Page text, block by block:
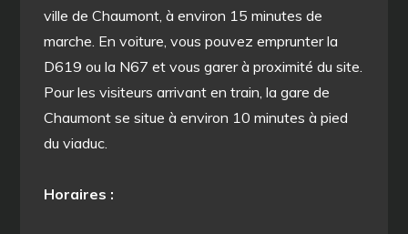
ville de Chaumont, à environ 15 minutes de
marche. En voiture, vous pouvez emprunter la
D619 ou la N67 et vous garer à proximité du site.
Pour les visiteurs arrivant en train, la gare de
Chaumont se situe à environ 10 minutes à pied
du viaduc.
Horaires :